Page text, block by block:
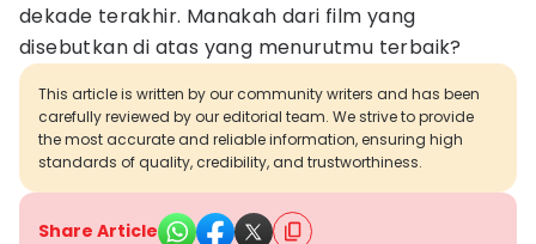
dekade terakhir. Manakah dari film yang
disebutkan di atas yang menurutmu terbaik?
This article is written by our community writers and has been
carefully reviewed by our editorial team. We strive to provide
the most accurate and reliable information, ensuring high
standards of quality, credibility, and trustworthiness.
Share Article